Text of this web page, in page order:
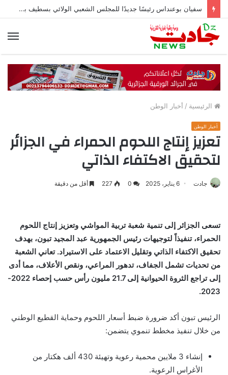
سفيان بوعنداس رئيسًا جديدًا للمجلس الشعبي الولائي بسطيف بالأغلبية
الرئيسية / أخبار الوطن
أخبار الوطن
تعزيز إنتاج اللحوم الحمراء في الجزائر
لتحقيق الاكتفاء الذاتي
جادت 6 يناير، 2025 0
227 أقل من دقيقة
تسعى الجزائر إلى تنمية شعبة تربية المواشي وتعزيز إنتاج اللحوم
الحمراء، تنفيذاً لتوجيهات رئيس الجمهورية عبد المجيد تبون، بهدف
تحقيق الاكتفاء الذاتي وتقليل الاعتماد على الاستيراد. تعاني الشعبة
من تحديات تشمل الجفاف، تدهور المراعي، ونقص الأعلاف، مما أدى
إلى تراجع الثروة الحيوانية إلى 21.7 مليون رأس حسب إحصاء 2022-
2023.
الرئيس تبون أكد ضرورة ضبط أسعار اللحوم وحماية القطيع الوطني
من خلال تنفيذ مخطط تنموي يتضمن:
إنشاء 3 ملايين محمية رعوية وتهيئة 430 ألف هكتار من
الأغراس الرعوية.